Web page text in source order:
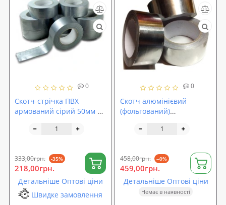
0
Скотч-стрічка ПВХ
армований сірий 50мм х
333,00грн. -35%
218,00грн.
Детальніше Оптові ціни
Швидке замовлення
0
Скотч алюмінієвий
(фольгований)
458,00грн. --0%
459,00грн.
Детальніше Оптові ціни
Немає в наявності